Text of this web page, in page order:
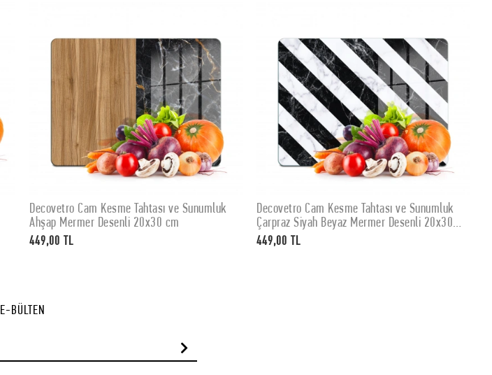
SEPETE EKLE
Decovetro Cam Kesme Tahtası ve Sunumluk
Ahşap Mermer Desenli 20x30 cm
449,00 TL
SEPETE EKLE
Decovetro Cam Kesme Tahtası ve Sunumluk
Çarpraz Siyah Beyaz Mermer Desenli 20x30
cm
449,00 TL
E-BÜLTEN